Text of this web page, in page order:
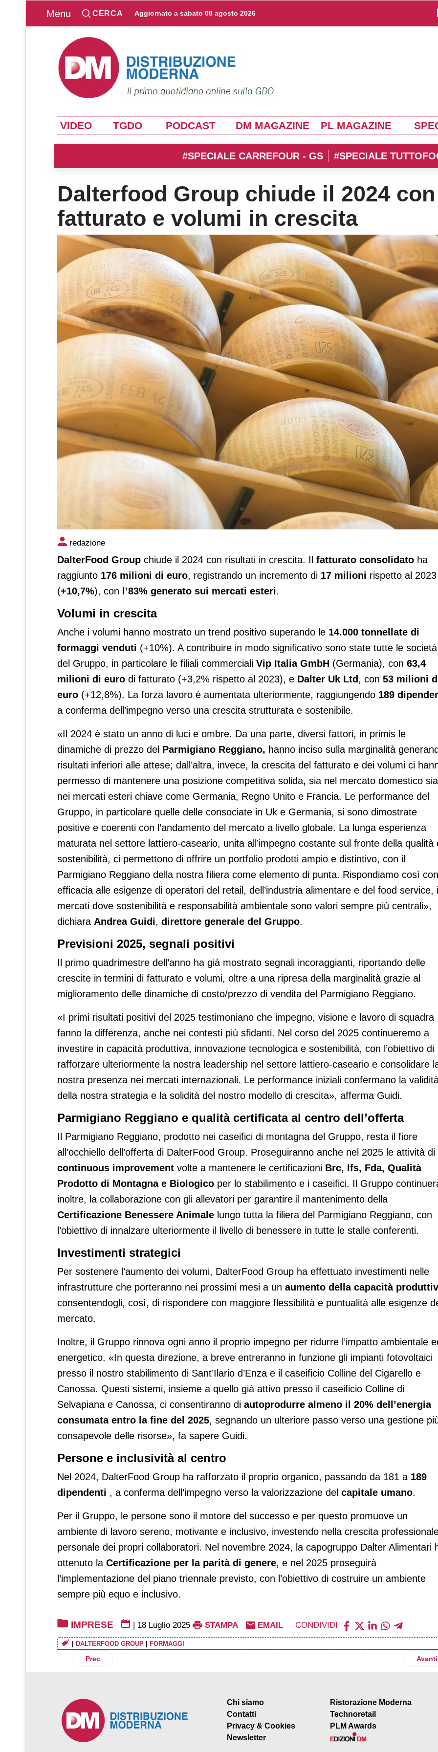
Menu CERCA Aggiornato a sabato 08 agosto 2026
VIDEO TGDO PODCAST DM MAGAZINE PL MAGAZINE
#SPECIALE CARREFOUR - GS #SPECIALE
Dalterfood Group chiude il 2024 con
fatturato e volumi in crescita
Dalterfood Group chiude il 2024 con fatturato e volumi in crescita
redazione
DalterFood Group chiude il 2024 con risultati in crescita. Il fatturato consolidato ha
raggiunto 176 milioni di euro, registrando un incremento di 17 milioni rispetto al 2023
(+10,7%), con l’83% generato sui mercati esteri.
Volumi in crescita
Anche i volumi hanno mostrato un trend positivo superando le 14.000 tonnellate di
formaggi venduti (+10%). A contribuire in modo significativo sono state tutte le società
del Gruppo, in particolare le filiali commerciali Vip Italia GmbH (Germania), con 63,4
milioni di euro di fatturato (+3,2% rispetto al 2023), e Dalter Uk Ltd, con 53 milioni
euro (+12,8%). La forza lavoro è aumentata ulteriormente, raggiungendo 189
a conferma dell’impegno verso una crescita strutturata e sostenibile.
«Il 2024 è stato un anno di luci e ombre. Da una parte, diversi fattori, in primis le
dinamiche di prezzo del Parmigiano Reggiano, hanno inciso sulla marginalità
risultati inferiori alle attese; dall’altra, invece, la crescita del fatturato e dei volumi ci
permesso di mantenere una posizione competitiva solida, sia nel mercato domestico sia
nei mercati esteri chiave come Germania, Regno Unito e Francia. Le performance del
Gruppo, in particolare quelle delle consociate in Uk e Germania, si sono dimostrate
positive e coerenti con l’andamento del mercato a livello globale. La lunga esperienza
maturata nel settore lattiero-caseario, unita all’impegno costante sul fronte della qualità
sostenibilità, ci permettono di offrire un portfolio prodotti ampio e distintivo, con il
Parmigiano Reggiano della nostra filiera come elemento di punta. Rispondiamo così con
efficacia alle esigenze di operatori del retail, dell’industria alimentare e del food service,
mercati dove sostenibilità e responsabilità ambientale sono valori sempre più centrali»,
dichiara Andrea Guidi, direttore generale del Gruppo.
Previsioni 2025, segnali positivi
Il primo quadrimestre dell’anno ha già mostrato segnali incoraggianti, riportando delle
crescite in termini di fatturato e volumi, oltre a una ripresa della marginalità grazie al
miglioramento delle dinamiche di costo/prezzo di vendita del Parmigiano Reggiano.
«I primi risultati positivi del 2025 testimoniano che impegno, visione e lavoro di squadra
fanno la differenza, anche nei contesti più sfidanti. Nel corso del 2025 continueremo a
investire in capacità produttiva, innovazione tecnologica e sostenibilità, con l’obiettivo di
rafforzare ulteriormente la nostra leadership nel settore lattiero-caseario e consolidare
nostra presenza nei mercati internazionali. Le performance iniziali confermano la
della nostra strategia e la solidità del nostro modello di crescita», afferma Guidi.
Parmigiano Reggiano e qualità certificata al centro dell’offerta
Il Parmigiano Reggiano, prodotto nei caseifici di montagna del Gruppo, resta il fiore
all’occhiello dell’offerta di DalterFood Group. Proseguiranno anche nel 2025 le attività di
continuous improvement volte a mantenere le certificazioni Brc, Ifs, Fda, Qualità
Prodotto di Montagna e Biologico per lo stabilimento e i caseifici. Il Gruppo
inoltre, la collaborazione con gli allevatori per garantire il mantenimento della
Certificazione Benessere Animale lungo tutta la filiera del Parmigiano Reggiano, con
l’obiettivo di innalzare ulteriormente il livello di benessere in tutte le stalle conferenti.
Investimenti strategici
Per sostenere l’aumento dei volumi, DalterFood Group ha effettuato investimenti nelle
infrastrutture che porteranno nei prossimi mesi a un aumento della capacità
consentendogli, così, di rispondere con maggiore flessibilità e puntualità alle esigenze
mercato.
Inoltre, il Gruppo rinnova ogni anno il proprio impegno per ridurre l’impatto ambientale
energetico. «In questa direzione, a breve entreranno in funzione gli impianti fotovoltaici
presso il nostro stabilimento di Sant’Ilario d’Enza e il caseificio Colline del Cigarello e
Canossa. Questi sistemi, insieme a quello già attivo presso il caseificio Colline di
Selvapiana e Canossa, ci consentiranno di autoprodurre almeno il 20% dell’energia
consumata entro la fine del 2025, segnando un ulteriore passo verso una gestione
consapevole delle risorse», fa sapere Guidi.
Persone e inclusività al centro
Nel 2024, DalterFood Group ha rafforzato il proprio organico, passando da 181 a 189
dipendenti , a conferma dell’impegno verso la valorizzazione del capitale umano.
Per il Gruppo, le persone sono il motore del successo e per questo promuove un
ambiente di lavoro sereno, motivante e inclusivo, investendo nella crescita
personale dei propri collaboratori. Nel novembre 2024, la capogruppo Dalter Alimentari
ottenuto la Certificazione per la parità di genere, e nel 2025 proseguirà
l’implementazione del piano triennale previsto, con l’obiettivo di costruire un ambiente
sempre più equo e inclusivo.
IMPRESE | 18 Luglio 2025 STAMPA EMAIL CONDIVIDI
DALTERFOOD GROUP FORMAGGI
Articolo precedente: Il Gruppo Panapesca contribuisce alla crescita del mercato ittico surgelato. Fatturato
Prec Avanti
Chi siamo
Contatti
Privacy & Cookies
Newsletter
Ristorazione Moderna
Technoretail
PLM Awards